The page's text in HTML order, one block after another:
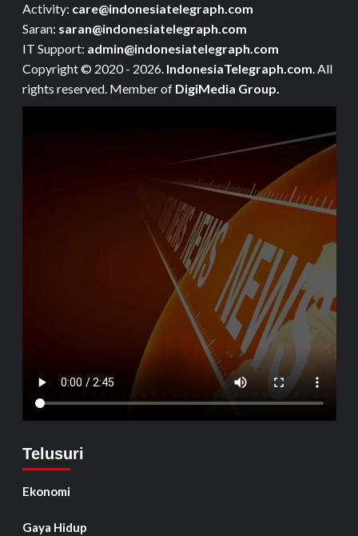
Activity: care@indonesiatelegraph.com
Saran: saran@indonesiatelegraph.com
IT Support: admin@indonesiatelegraph.com
Copyright © 2020 - 2026. IndonesiaTelegraph.com. All
rights reserved. Member of DigiMedia Group.
Telusuri
Ekonomi
Gaya Hidup